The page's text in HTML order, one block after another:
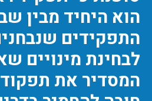
הוא היחיד מבין
התפקידים
לבחינת מינויים
המסדיר את